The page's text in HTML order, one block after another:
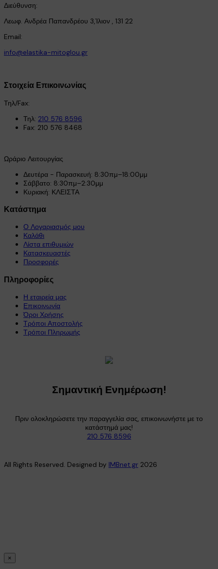
Διεύθυνση:
Λεωφ. Ανδρέα Παπανδρέου 3,Ίλιον , 131 22
Email:
info@elastika-mitoglou.gr
Στοιχεία Επικοινωνίας
Τηλ/Fax:
Τηλ: 210 576 8596
Fax: 210 576 8468
Ωράριο Λειτουργίας
Δευτέρα - Παρασκευή: 8:30πμ–18:00μμ
Σάββατο: 8:30πμ–2:30μμ
Κυριακή: ΚΛΕΙΣΤΑ
Κατάστημα
Ο Λογαριασμός μου
Καλάθι
Λίστα επιθυμιών
Κατασκευαστές
Προσφορές
Πληροφορίες
Η εταιρεία μας
Επικοινωνία
Όροι Χρήσης
Τρόποι Αποστολής
Τρόποι Πληρωμής
Σημαντική Ενημέρωση!
Πριν ολοκληρώσετε την παραγγελία σας, επικοινωνήστε με το
κατάστημά μας!
210 576 8596
All Rights Reserved. Designed by IMBnet.gr 2026
×